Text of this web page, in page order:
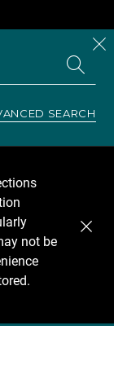
SEARCH
not be